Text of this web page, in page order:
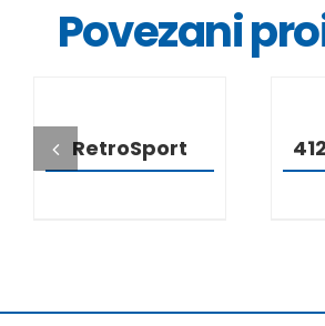
Povezani
RetroSport